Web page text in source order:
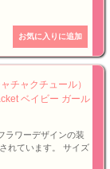
チャクチュール）
ベイビー ガール
ラワーデザインの装
れています。 サイズ